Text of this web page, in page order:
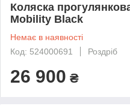
Коляска
Mobility Black
Немає в наявності
Код: 524000691
Роздріб
26 900 ₴